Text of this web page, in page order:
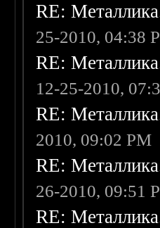
RE:
25-2010, 04:38
RE:
12-25-2010,
RE:
2010, 09:02 PM
RE:
26-2010, 09:51
RE: